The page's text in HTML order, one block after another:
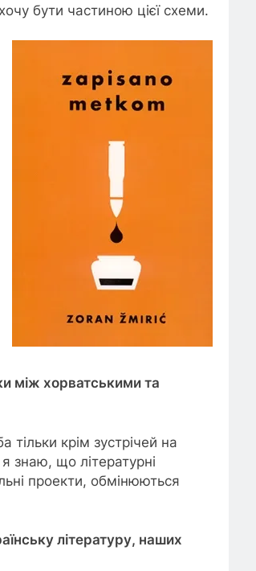
бути частиною цієї схеми.
між хорватськими та
тільки крім зустрічей на
знаю, що літературні
проекти, обмінюються
літературу, наших